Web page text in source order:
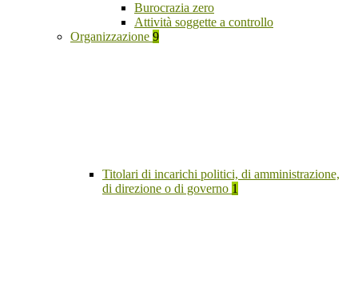
Burocrazia zero
Attività soggette a controllo
Organizzazione 9
Titolari di incarichi politici, di amministrazione,
di direzione o di governo 1